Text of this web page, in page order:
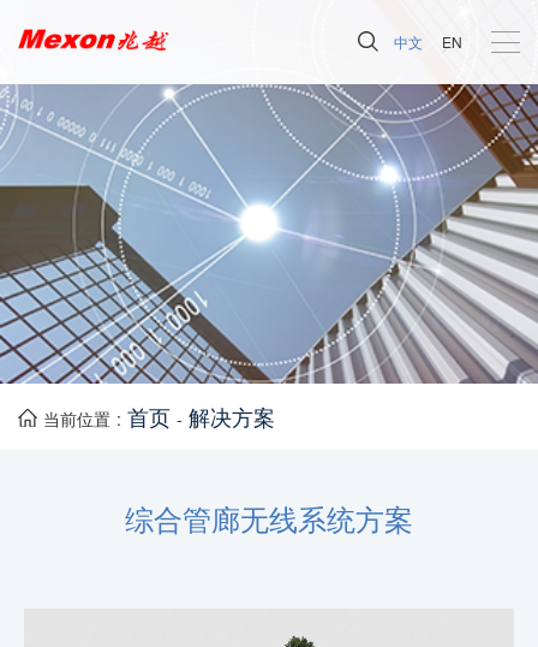
中文 EN
当前位置 : 首页 - 解决方案
综合管廊无线系统方案